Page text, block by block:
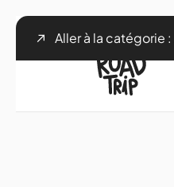
Aller à la catégorie :